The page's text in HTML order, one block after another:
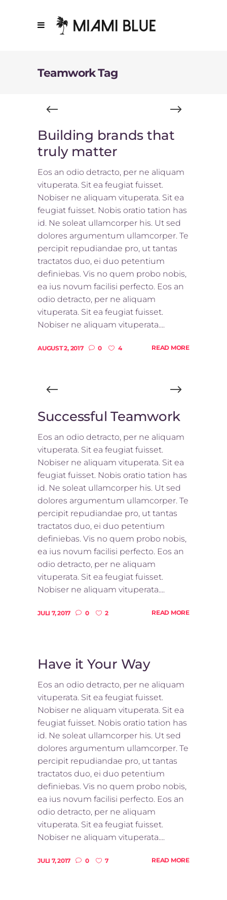
Teamwork Tag
Building brands that
truly matter
Eos an odio detracto, per ne aliquam
vituperata. Sit ea feugiat fuisset.
Nobiser ne aliquam vituperata. Sit ea
feugiat fuisset. Nobis oratio tation has
id. Ne soleat ullamcorper his. Ut sed
dolores argumentum ullamcorper. Te
percipit repudiandae pro, ut tantas
tractatos duo, ei duo petentium
definiebas. Vis no quem probo nobis,
ea ius novum facilisi perfecto. Eos an
odio detracto, per ne aliquam
vituperata. Sit ea feugiat fuisset.
Nobiser ne aliquam vituperata....
AUGUST 2, 2017 0 4 READ MORE
Successful Teamwork
Eos an odio detracto, per ne aliquam
vituperata. Sit ea feugiat fuisset.
Nobiser ne aliquam vituperata. Sit ea
feugiat fuisset. Nobis oratio tation has
id. Ne soleat ullamcorper his. Ut sed
dolores argumentum ullamcorper. Te
percipit repudiandae pro, ut tantas
tractatos duo, ei duo petentium
definiebas. Vis no quem probo nobis,
ea ius novum facilisi perfecto. Eos an
odio detracto, per ne aliquam
vituperata. Sit ea feugiat fuisset.
Nobiser ne aliquam vituperata....
JULI 7, 2017 0 2 READ MORE
Have it Your Way
Eos an odio detracto, per ne aliquam
vituperata. Sit ea feugiat fuisset.
Nobiser ne aliquam vituperata. Sit ea
feugiat fuisset. Nobis oratio tation has
id. Ne soleat ullamcorper his. Ut sed
dolores argumentum ullamcorper. Te
percipit repudiandae pro, ut tantas
tractatos duo, ei duo petentium
definiebas. Vis no quem probo nobis,
ea ius novum facilisi perfecto. Eos an
odio detracto, per ne aliquam
vituperata. Sit ea feugiat fuisset.
Nobiser ne aliquam vituperata....
JULI 7, 2017 0 7 READ MORE